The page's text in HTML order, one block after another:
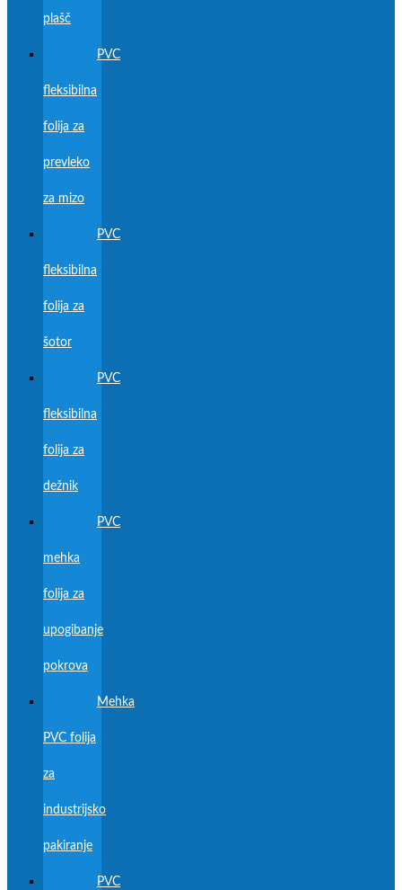
plašč
PVC
fleksibilna
folija za
prevleko
za mizo
PVC
fleksibilna
folija za
šotor
PVC
fleksibilna
folija za
dežnik
PVC
mehka
folija za
upogibanje
pokrova
Mehka
PVC folija
za
industrijsko
pakiranje
PVC